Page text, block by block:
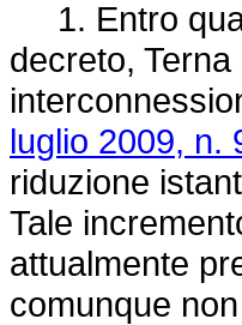
1. Entro
decreto,
luglio 2009, n.
riduzione
Tale
attualmente
comunque